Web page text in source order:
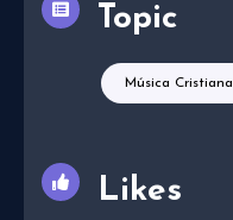
Topic
Música Cristiana
Likes